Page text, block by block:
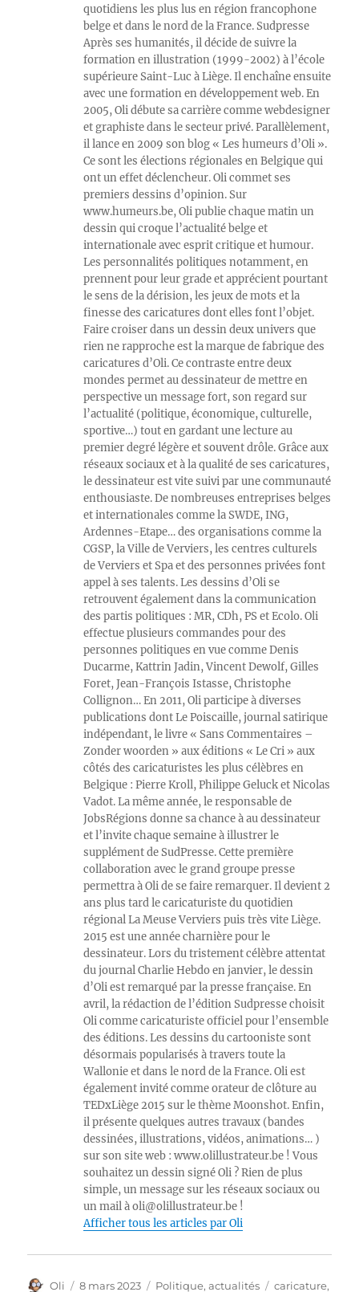
quotidiens les plus lus en région francophone
belge et dans le nord de la France. Sudpresse
Après ses humanités, il décide de suivre la
formation en illustration (1999-2002) à l’école
supérieure Saint-Luc à Liège. Il enchaîne ensuite
avec une formation en développement web. En
2005, Oli débute sa carrière comme webdesigner
et graphiste dans le secteur privé. Parallèlement,
il lance en 2009 son blog « Les humeurs d’Oli ».
Ce sont les élections régionales en Belgique qui
ont un effet déclencheur. Oli commet ses
premiers dessins d’opinion. Sur
www.humeurs.be, Oli publie chaque matin un
dessin qui croque l’actualité belge et
internationale avec esprit critique et humour.
Les personnalités politiques notamment, en
prennent pour leur grade et apprécient pourtant
le sens de la dérision, les jeux de mots et la
finesse des caricatures dont elles font l’objet.
Faire croiser dans un dessin deux univers que
rien ne rapproche est la marque de fabrique des
caricatures d’Oli. Ce contraste entre deux
mondes permet au dessinateur de mettre en
perspective un message fort, son regard sur
l’actualité (politique, économique, culturelle,
sportive…) tout en gardant une lecture au
premier degré légère et souvent drôle. Grâce aux
réseaux sociaux et à la qualité de ses caricatures,
le dessinateur est vite suivi par une communauté
enthousiaste. De nombreuses entreprises belges
et internationales comme la SWDE, ING,
Ardennes-Etape… des organisations comme la
CGSP, la Ville de Verviers, les centres culturels
de Verviers et Spa et des personnes privées font
appel à ses talents. Les dessins d’Oli se
retrouvent également dans la communication
des partis politiques : MR, CDh, PS et Ecolo. Oli
effectue plusieurs commandes pour des
personnes politiques en vue comme Denis
Ducarme, Kattrin Jadin, Vincent Dewolf, Gilles
Foret, Jean-François Istasse, Christophe
Collignon… En 2011, Oli participe à diverses
publications dont Le Poiscaille, journal satirique
indépendant, le livre « Sans Commentaires –
Zonder woorden » aux éditions « Le Cri » aux
côtés des caricaturistes les plus célèbres en
Belgique : Pierre Kroll, Philippe Geluck et Nicolas
Vadot. La même année, le responsable de
JobsRégions donne sa chance à au dessinateur
et l’invite chaque semaine à illustrer le
supplément de SudPresse. Cette première
collaboration avec le grand groupe presse
permettra à Oli de se faire remarquer. Il devient 2
ans plus tard le caricaturiste du quotidien
régional La Meuse Verviers puis très vite Liège.
2015 est une année charnière pour le
dessinateur. Lors du tristement célèbre attentat
du journal Charlie Hebdo en janvier, le dessin
d’Oli est remarqué par la presse française. En
avril, la rédaction de l’édition Sudpresse choisit
Oli comme caricaturiste officiel pour l’ensemble
des éditions. Les dessins du cartooniste sont
désormais popularisés à travers toute la
Wallonie et dans le nord de la France. Oli est
également invité comme orateur de clôture au
TEDxLiège 2015 sur le thème Moonshot. Enfin,
il présente quelques autres travaux (bandes
dessinées, illustrations, vidéos, animations… )
sur son site web : www.olillustrateur.be ! Vous
souhaitez un dessin signé Oli ? Rien de plus
simple, un message sur les réseaux sociaux ou
un mail à oli@olillustrateur.be !
Afficher tous les articles par Oli
Auteur
Oli Publié
8 mars 2023 Catégories
Politique, actualités Étiquettes
caricature,